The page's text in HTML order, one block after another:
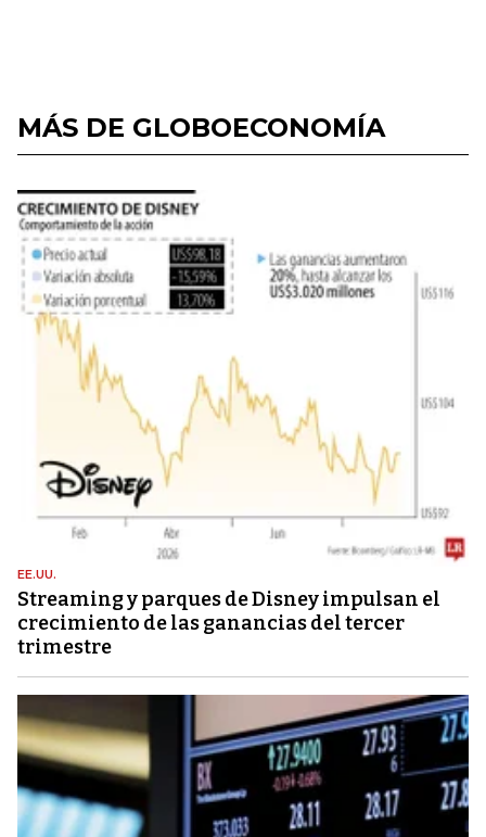
MÁS DE GLOBOECONOMÍA
EE.UU.
Streaming y parques de Disney impulsan el
crecimiento de las ganancias del tercer
trimestre